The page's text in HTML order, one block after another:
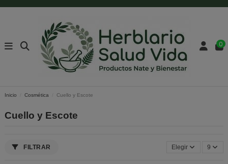
0
Inicio Cosmética Cuello y Escote
Cuello y Escote
FILTRAR Elegir 9